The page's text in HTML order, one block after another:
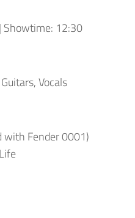
Showtime: 12:30
Vocals
with Fender 0001)